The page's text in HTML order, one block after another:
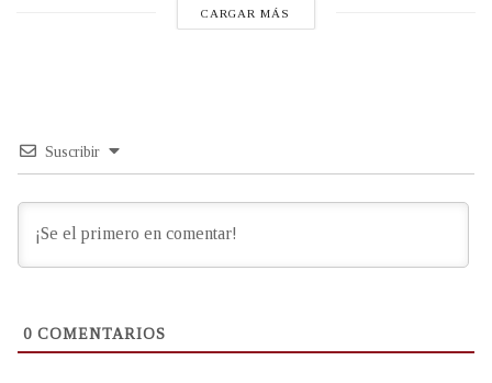
CARGAR MÁS
Suscribir
0 COMENTARIOS